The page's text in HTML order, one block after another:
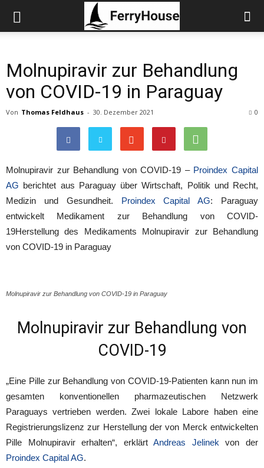
Molnupiravir zur Behandlung
von COVID-19 in Paraguay
Von Thomas Feldhaus - 30. Dezember 2021 0
Molnupiravir zur Behandlung von COVID-19 – Proindex Capital
AG berichtet aus Paraguay über Wirtschaft, Politik und Recht,
Medizin und Gesundheit. Proindex Capital AG: Paraguay
entwickelt Medikament zur Behandlung von COVID-
19Herstellung des Medikaments Molnupiravir zur Behandlung
von COVID-19 in Paraguay
Molnupiravir zur Behandlung von COVID-19 in Paraguay
Molnupiravir zur Behandlung von
COVID-19
„Eine Pille zur Behandlung von COVID-19-Patienten kann nun im
gesamten konventionellen pharmazeutischen Netzwerk
Paraguays vertrieben werden. Zwei lokale Labore haben eine
Registrierungslizenz zur Herstellung der von Merck entwickelten
Pille Molnupiravir erhalten“, erklärtAndreas Jelinek von der
Proindex Capital AG.